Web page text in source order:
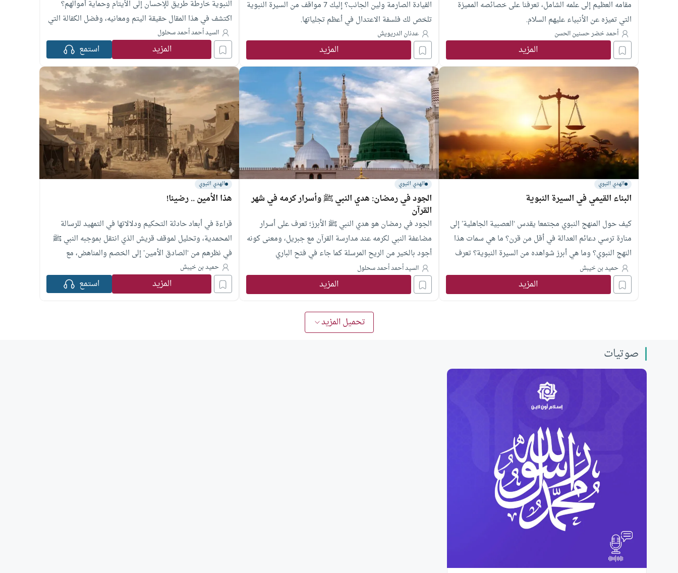
مقامه العظيم إلى علمه الشامل، تعرفنا على خصائصه المميزة
التي تميزه عن الأنبياء عليهم السلام.
أحمد خضر حسنين الحسن
المزيد
القيادة الصارمة ولين الجانب؟ إليك 7 مواقف من السيرة النبوية
تلخص لك فلسفة الاعتدال في أعظم تجلياتها.
عدنان الدريويش
المزيد
النبوية خارطة طريق للإحسان إلى الأيتام وحماية أموالهم؟
اكتشف في هذا المقال حقيقة اليتم ومعانيه، وفضل الكفالة التي
تضمن مرافقة المصطفى في الجنة، وكيفية تأمين مستقبل
الذرية بالتقوى والعمل الصالح
السيد أحمد أحمد سحلول
المزيد استمع
الهدي النبوي
البناء القيمي في السيرة النبوية
كيف حول المنهج النبوي مجتمعا يقدس ‘العصبية الجاهلية’ إلى
منارة ترسي دعائم العدالة في أقل من قرن؟ ما هي سمات هذا
النهج النبوي؟ وما هي أبرز شواهده من السيرة النبوية؟ تعرف
على مداخل وخصائص منظومة القيم النبوية التي تمنحنا
المفتاح لاستعادة هويتنا الحضارية في مواجهة تحديات العصر
حميد بن خيبش
المزيد
الهدي النبوي
الجود في رمضان: هدي النبي ﷺ وأسرار كرمه في شهر
القرآن
الجود في رمضان هو هدي النبي ﷺ الأبرز؛ تعرف على أسرار
مضاعفة النبي لكرمه عند مدارسة القرآن مع جبريل، ومعنى كونه
أجود بالخير من الريح المرسلة كما جاء في فتح الباري
السيد أحمد أحمد سحلول
المزيد
الهدي النبوي
هذا الأمين .. رضينا!
قراءة في أبعاد حادثة التحكيم ودلالاتها في التمهيد للرسالة
المحمدية، وتحليل لموقف قريش الذي انتقل بموجبه النبي ﷺ
في نظرهم من ‘الصادق الأمين’ إلى الخصم والمناهض، مع
استعراض للجذور الفكرية والاجتماعية للوثنية قبل الإسلام.
حميد بن خيبش
المزيد استمع
تحميل المزيد
صوتيات